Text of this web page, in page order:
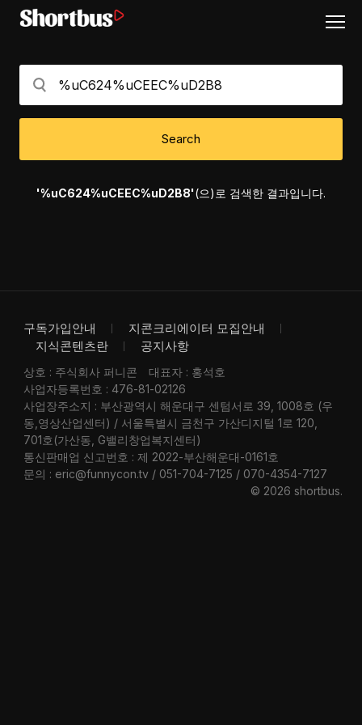
Search
'%uC624%uCEEC%uD2B8'(으)로 검색한 결과입니다.
구독가입안내
지콘크리에이터 모집안내
지식콘텐츠란
공지사항
상호 : 주식회사 퍼니콘
대표자 : 홍석호
사업자등록번호 : 476-81-02126
사업장주소지 : 부산광역시 해운대구 센텀서로 39, 1008호 (우
동,영상산업센터) / 서울특별시 금천구 가산디지털 1로 120,
701호(가산동, G밸리창업복지센터)
통신판매업 신고번호 : 제 2022-부산해운대-0161호
문의 : eric@funnycon.tv / 051-704-7125 / 070-4354-7127
© 2026 shortbus.